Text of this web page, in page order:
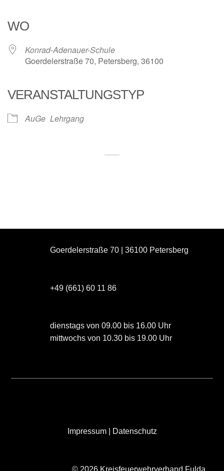
WO
Konrad-Adenauer-Schule
Goerdelerstraße 70, Petersberg, 36100
VERANSTALTUNGSTYP
AuGe Lehrgang
Goerdelerstraße 70 | 36100 Petersberg
+49 (661) 60 11 86
dienstags von 09.00 bis 16.00 Uhr
mittwochs von 10.30 bis 19.00 Uhr
Impressum| Datenschutz
© 2026 Kreisfeuerwehrverband Fulda